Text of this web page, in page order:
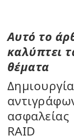
Αυτό το
καλύπτει
θέματα
Δημιουργία
ασφαλείας
RAID